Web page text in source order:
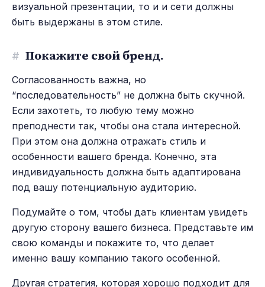
визуальной презентации, то и и сети должны
быть выдержаны в этом стиле.
# Покажите свой бренд.
Согласованность важна, но
“последовательность” не должна быть скучной.
Если захотеть, то любую тему можно
преподнести так, чтобы она стала интересной.
При этом она должна отражать стиль и
особенности вашего бренда. Конечно, эта
индивидуальность должна быть адаптирована
под вашу потенциальную аудиторию.
Подумайте о том, чтобы дать клиентам увидеть
другую сторону вашего бизнеса. Представьте им
свою команды и покажите то, что делает
именно вашу компанию такого особенной.
Другая стратегия, которая хорошо подходит для